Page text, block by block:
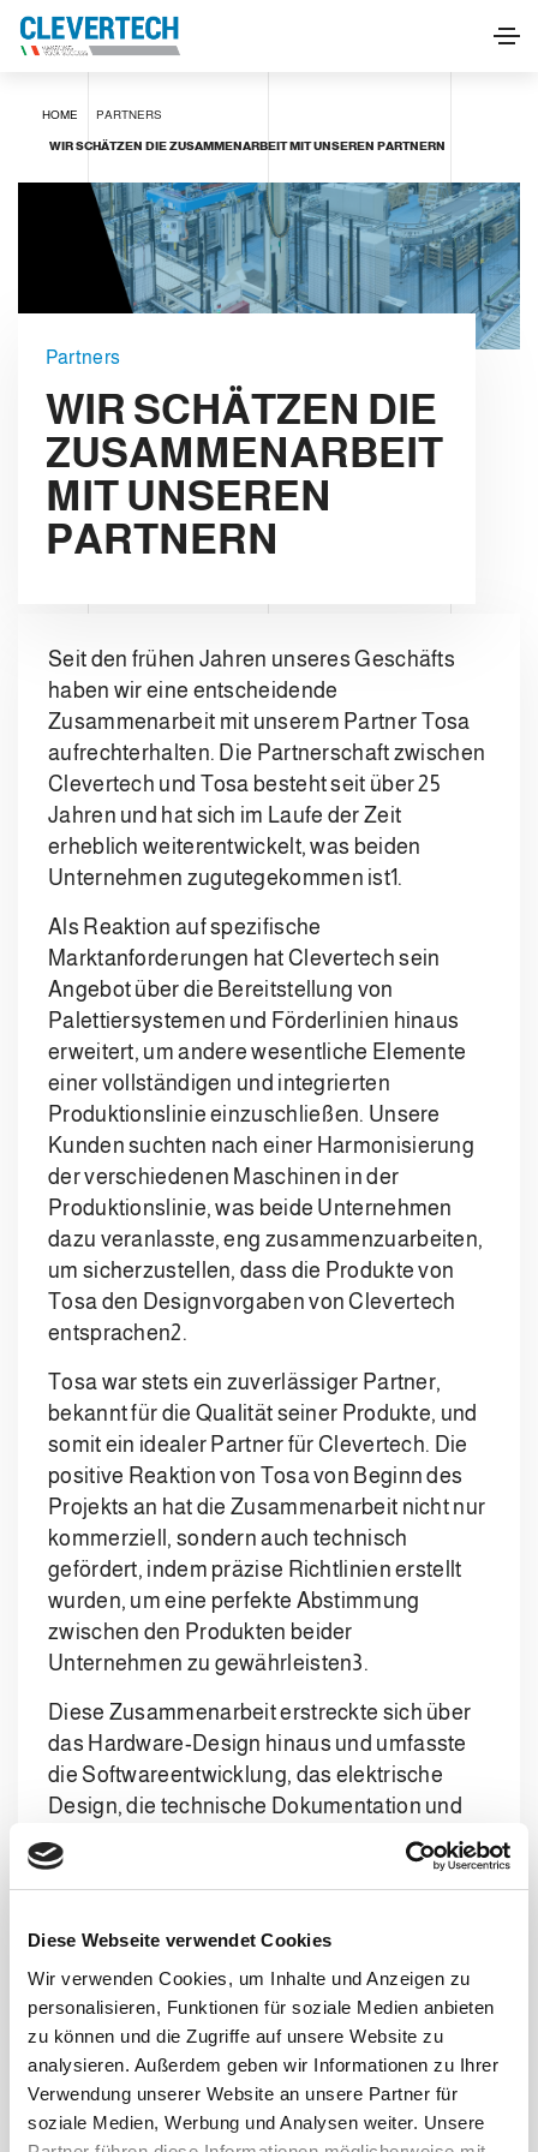
Diese Webseite verwendet Cookies
Wir verwenden Cookies, um Inhalte und Anzeigen zu
personalisieren, Funktionen für soziale Medien anbieten
zu können und die Zugriffe auf unsere Website zu
analysieren. Außerdem geben wir Informationen zu Ihrer
Verwendung unserer Website an unsere Partner für
soziale Medien, Werbung und Analysen weiter. Unsere
HOME PARTNERS
WIR SCHÄTZEN DIE ZUSAMMENARBEIT MIT UNSEREN PARTNERN
Partners
WIR SCHÄTZEN DIE
ZUSAMMENARBEIT
MIT UNSEREN
PARTNERN
Seit den frühen Jahren unseres Geschäfts
haben wir eine entscheidende
Zusammenarbeit mit unserem Partner Tosa
aufrechterhalten. Die Partnerschaft zwischen
Clevertech und Tosa besteht seit über 25
Jahren und hat sich im Laufe der Zeit
erheblich weiterentwickelt, was beiden
Unternehmen zugutegekommen ist1.
Als Reaktion auf spezifische
Marktanforderungen hat Clevertech sein
Angebot über die Bereitstellung von
Palettiersystemen und Förderlinien hinaus
erweitert, um andere wesentliche Elemente
einer vollständigen und integrierten
Produktionslinie einzuschließen. Unsere
Kunden suchten nach einer Harmonisierung
der verschiedenen Maschinen in der
Produktionslinie, was beide Unternehmen
dazu veranlasste, eng zusammenzuarbeiten,
um sicherzustellen, dass die Produkte von
Tosa den Designvorgaben von Clevertech
entsprachen2.
Tosa war stets ein zuverlässiger Partner,
bekannt für die Qualität seiner Produkte, und
somit ein idealer Partner für Clevertech. Die
positive Reaktion von Tosa von Beginn des
Projekts an hat die Zusammenarbeit nicht nur
kommerziell, sondern auch technisch
gefördert, indem präzise Richtlinien erstellt
wurden, um eine perfekte Abstimmung
zwischen den Produkten beider
Unternehmen zu gewährleisten3.
Diese Zusammenarbeit erstreckte sich über
das Hardware-Design hinaus und umfasste
die Softwareentwicklung, das elektrische
Design, die technische Dokumentation und
das Ersatzteilmanagement, um eine
vollständige Konsistenz für den Endkunden
Clevertech sicherzustellen4.
Die Partnerschaft begann mit
Palettenstretchwicklern und wurde
erfolgreich auf Umreifungsmaschinen und
andere angeforderte Geräte ausgeweitet.
Derzeit arbeiten die beiden Unternehmen
zusammen, um jährlich etwa 30-40 integrierte